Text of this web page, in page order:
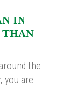
IN
THAN
the
you are